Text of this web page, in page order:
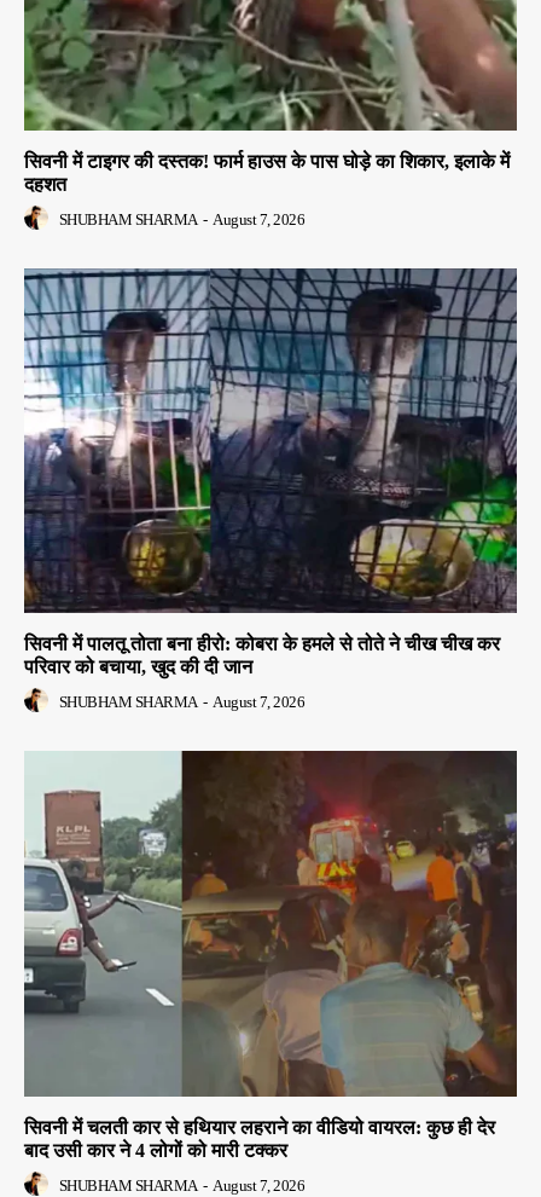
सिवनी में टाइगर की दस्तक! फार्म हाउस के पास घोड़े का शिकार, इलाके में
दहशत
SHUBHAM SHARMA - August 7, 2026
सिवनी में पालतू तोता बना हीरो: कोबरा के हमले से तोते ने चीख चीख कर
परिवार को बचाया, खुद की दी जान
SHUBHAM SHARMA - August 7, 2026
सिवनी में चलती कार से हथियार लहराने का वीडियो वायरल: कुछ ही देर
बाद उसी कार ने 4 लोगों को मारी टक्कर
SHUBHAM SHARMA - August 7, 2026